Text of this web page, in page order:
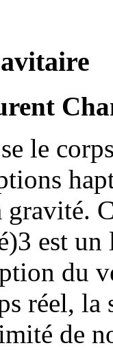
le
gravité.
est
du
réel,
de